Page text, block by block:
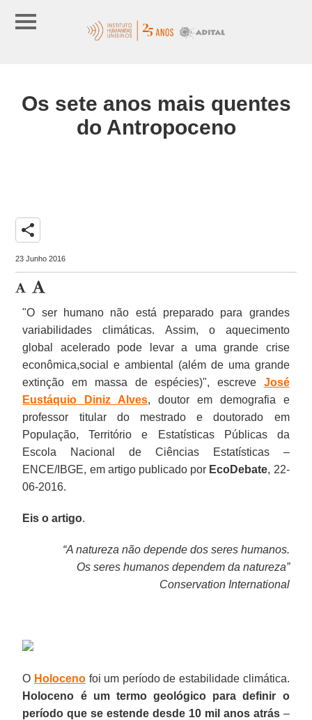
Os sete anos mais quentes
do Antropoceno
share
23 Junho 2016
"O ser humano não está preparado para grandes
variabilidades climáticas. Assim, o aquecimento
global aceleradopode levar a uma grande crise
econômica,social eambiental
(além de uma grande
extinção em massa de espécies)", escreve José
Eustáquio Diniz Alves, doutor em demografia e
professor titular do mestrado e doutorado em
População, Território e Estatísticas Públicas da
Escola Nacional de Ciências Estatísticas –
ENCE/IBGE, em artigo publicado por EcoDebate, 22-
06-2016.
Eis o artigo.
“A natureza não depende dos seres humanos.
Os seres humanos dependem da natureza”
Conservation International
O Holoceno foi um período de estabilidade climática.
Holoceno é um termo geológico para definir o
período que se estende desde 10 mil anos atrás–